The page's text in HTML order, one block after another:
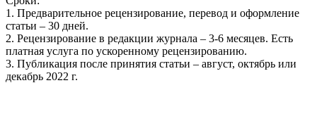
1. Предварительное рецензирование, перевод и оформление
статьи – 30 дней.
2. Рецензирование в редакции журнала – 3-6 месяцев. Есть
платная услуга по ускоренному рецензированию.
3. Публикация после принятия статьи – август, октябрь или
декабрь 2022 г.